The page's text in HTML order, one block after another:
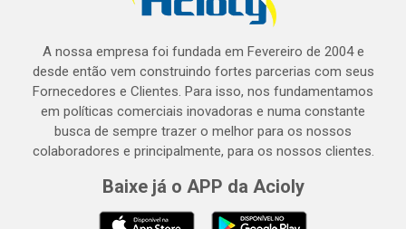
A nossa empresa foi fundada em Fevereiro de 2004 e
desde então vem construindo fortes parcerias com seus
Fornecedores e Clientes. Para isso, nos fundamentamos
em políticas comerciais inovadoras e numa constante
busca de sempre trazer o melhor para os nossos
colaboradores e principalmente, para os nossos clientes.
Baixe já o APP da Acioly